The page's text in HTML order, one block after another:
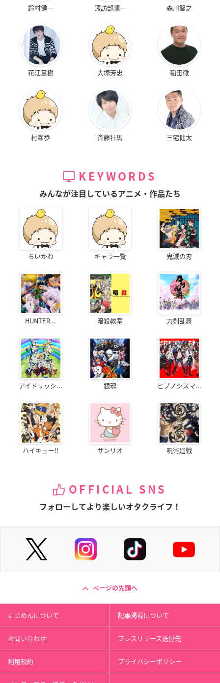
鈴村健一 諏訪部順一 森川智之
花江夏樹 大塚芳忠 稲田徹
村瀬歩 斉藤壮馬 三宅健太
KEYWORDS
みんなが注目しているアニメ・作品たち
ちいかわ キャラ一覧 鬼滅の刃
HUNTER... 暗殺教室 刀剣乱舞
アイドリッシ... 銀魂 ヒプノシスマ...
ハイキュー!! サンリオ 呪術廻戦
OFFICIAL SNS
フォローしてより楽しいオタクライフ！
ページの先頭へ
にじめんについて 記事掲載について
お問い合わせ プレスリリース送付先
利用規約 プライバシーポリシー